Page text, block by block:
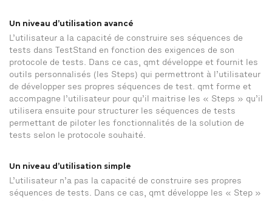
Un niveau d’utilisation avancé
L’utilisateur a la capacité de construire ses séquences de
tests dans TestStand en fonction des exigences de son
protocole de tests. Dans ce cas, qmt développe et fournit les
outils personnalisés (les Steps) qui permettront à l’utilisateur
de développer ses propres séquences de test. qmt forme et
accompagne l’utilisateur pour qu’il maitrise les « Steps » qu’il
utilisera ensuite pour structurer les séquences de tests
permettant de piloter les fonctionnalités de la solution de
tests selon le protocole souhaité.
Un niveau d’utilisation simple
L’utilisateur n’a pas la capacité de construire ses propres
séquences de tests. Dans ce cas, qmt développe les « Step »